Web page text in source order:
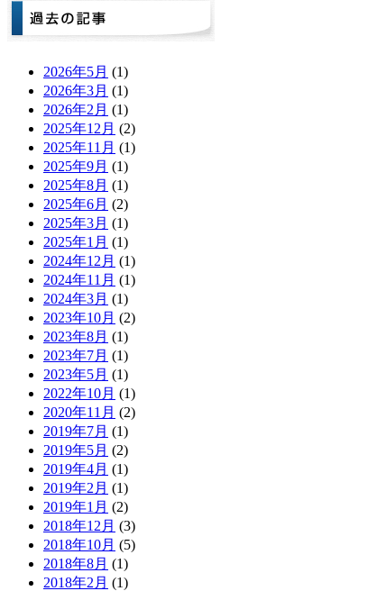
2026年5月 (1)
2026年3月 (1)
2026年2月 (1)
2025年12月 (2)
2025年11月 (1)
2025年9月 (1)
2025年8月 (1)
2025年6月 (2)
2025年3月 (1)
2025年1月 (1)
2024年12月 (1)
2024年11月 (1)
2024年3月 (1)
2023年10月 (2)
2023年8月 (1)
2023年7月 (1)
2023年5月 (1)
2022年10月 (1)
2020年11月 (2)
2019年7月 (1)
2019年5月 (2)
2019年4月 (1)
2019年2月 (1)
2019年1月 (2)
2018年12月 (3)
2018年10月 (5)
2018年8月 (1)
2018年2月 (1)